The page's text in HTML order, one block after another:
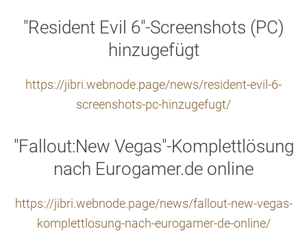
"Resident Evil 6"-Screenshots (PC)
hinzugefügt
https://jibri.webnode.page/news/resident-evil-6-
screenshots-pc-hinzugefugt/
"Fallout:New Vegas"-Komplettlösung
nach Eurogamer.de online
https://jibri.webnode.page/news/fallout-new-vegas-
komplettlosung-nach-eurogamer-de-online/